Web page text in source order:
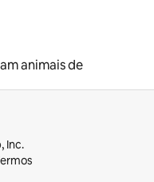
animais de
Inc.